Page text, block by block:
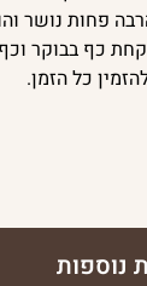
פחות נושר
כף בבוקר
כל הזמן.
נוספות